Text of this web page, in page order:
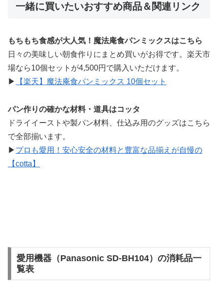
一緒に買いたいおすすめ商品＆関連リンク
もちもち食感が大人気！魔法庵食パンミックスはこちら
日々の美味しい朝食作りにまとめ買いがお得です。楽天市
場なら10個セットが4,500円で購入いただけます。
▶
【楽天】魔法庵食パンミックス 10個セット
パン作りの確かな材料・道具はコッタ
ドライイーストや製パン材料、仕込み用のグッズはこちら
で全部揃います。
▶ プロも愛用！安心安全の材料と豊富な品揃えが自慢の
【cotta】
愛用機器（Panasonic SD-BH104）の消耗品一
覧表